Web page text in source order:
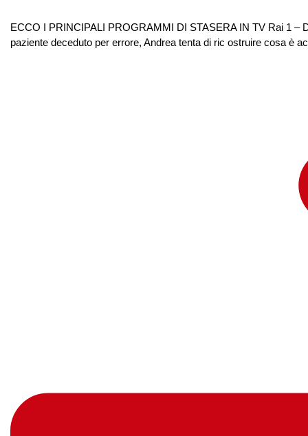
ECCO I PRINCIPALI PROGRAMMI DI STASERA IN TV Rai 1 –
paziente deceduto per errore, Andrea tenta di ric ostruire cosa è